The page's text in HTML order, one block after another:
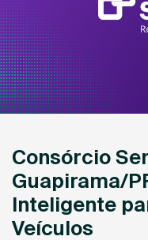
Consórcio
Guapirama/
Inteligente
Veículos